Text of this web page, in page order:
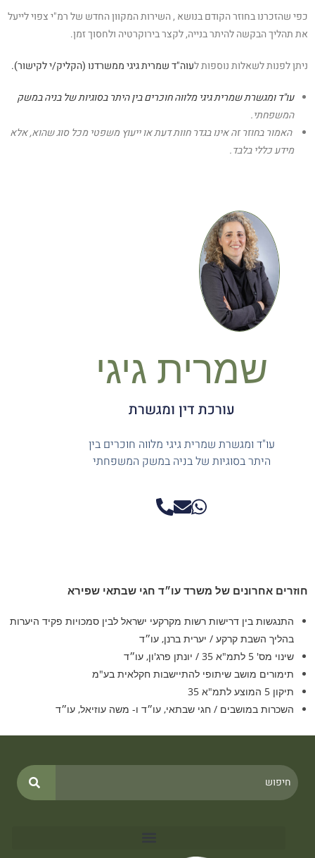
כפי שהזכרנו בחוזר הקודם בנושא , השירות המקוון החדש של רמ"י צפוי לייעל
את תהליך הבקשה להיתר בנייה, לקצר בירוקרטיה ולחסוך זמן.
ניתן לפנות לשאלות נוספות לעוה"ד שמרית גיגי ממשרדנו (הקליק/י לקישור).
עו"ד ומגשרת שמרית גיגי מלווה חוכרים בין היתר בסוגיות של בניה במשק
המשפחתי.
האמור בחוזר זה אינו בגדר חוות דעת או ייעוץ משפטי מכל סוג שהוא, אלא
מידע כללי בלבד.
שמרית גיגי
עורכת דין ומגשרת
עו"ד ומגשרת שמרית גיגי מלווה חוכרים בין
היתר בסוגיות של בניה במשק המשפחתי
חוזרים אחרונים של משרד עו״ד חגי שבתאי שפירא
התנגשות בין דרישות רשות מקרקעי ישראל לבין סמכויות פקיד היערות
בהליך השבת קרקע / יערית ברנן, עו״ד​
שינוי מס' 5 לתמ"א 35 / יונתן פרג'ון, עו״ד
תימורים מושב שיתופי להתיישבות חקלאית בע"מ
תיקון 5 המוצע לתמ"א 35
השכרות במושבים / חגי שבתאי, עו״ד ו- משה עוזיאל, עו״ד